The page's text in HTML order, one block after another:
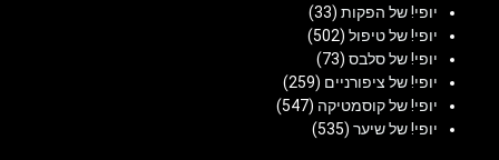
יופי! של הפקות (33)
יופי! של טיפול (502)
יופי! של סלבס (73)
יופי! של ציפורניים (259)
יופי! של קוסמטיקה (547)
יופי! של שיער (535)